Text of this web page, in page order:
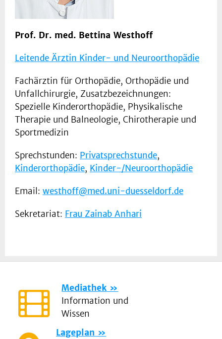
Prof. Dr. med. Bettina Westhoff
Leitende Ärztin Kinder- und Neuroorthopädie
Fachärztin für Orthopädie, Orthopädie und
Unfallchirurgie, Zusatzbezeichnungen:
Spezielle Kinderorthopädie, Physikalische
Therapie und Balneologie, Chirotherapie und
Sportmedizin
Sprechstunden: Privatsprechstunde,
Kinderorthopädie, Kinder-/Neuroorthopädie
Email: westhoff@med.uni-duesseldorf.de
Sekretariat: Frau Zainab Anhari
Mediathek
Information und
Wissen
Lageplan